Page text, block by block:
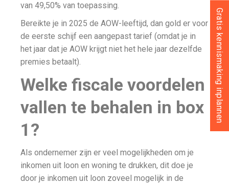
van 49,50% van toepassing.
Bereikte je in 2025 de AOW-leeftijd, dan gold er voor
de eerste schijf een aangepast tarief (omdat je in
het jaar dat je AOW krijgt niet het hele jaar dezelfde
premies betaalt).
Welke fiscale voordelen
vallen te behalen in box
1?
Als ondernemer zijn er veel mogelijkheden om je
inkomen uit loon en woning te drukken, dit doe je
door je inkomen uit loon zoveel mogelijk in de
Gratis kennismaking inplannen